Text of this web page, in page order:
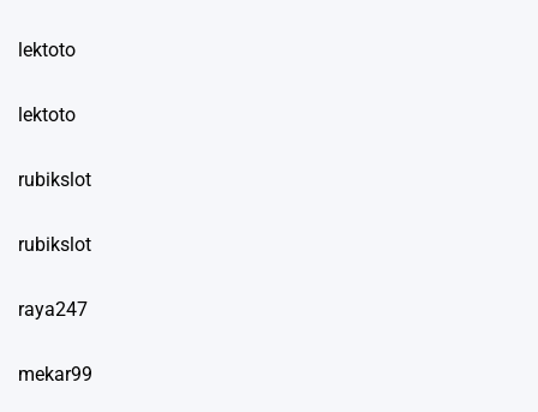
lektoto
lektoto
rubikslot
rubikslot
raya247
mekar99